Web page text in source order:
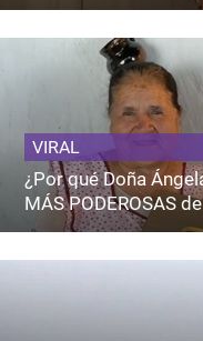
VIRAL
¿Por qué Doña
MÁS PODEROSAS